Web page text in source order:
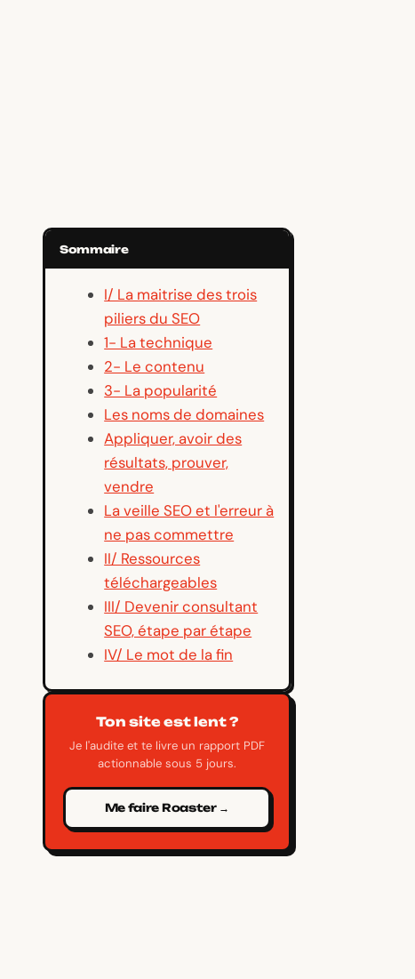
Sommaire
I/ La maitrise des trois
piliers du SEO
1- La technique
2- Le contenu
3- La popularité
Les noms de domaines
Appliquer, avoir des
résultats, prouver,
vendre
La veille SEO et l'erreur à
ne pas commettre
II/ Ressources
téléchargeables
III/ Devenir consultant
SEO, étape par étape
IV/ Le mot de la fin
Ton site est lent ?
Je l'audite et te livre un rapport PDF
actionnable sous 5 jours.
Me faire Roaster →